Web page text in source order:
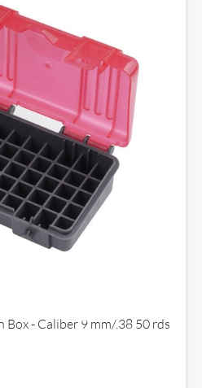
- Caliber 9 mm/.38 50 rds